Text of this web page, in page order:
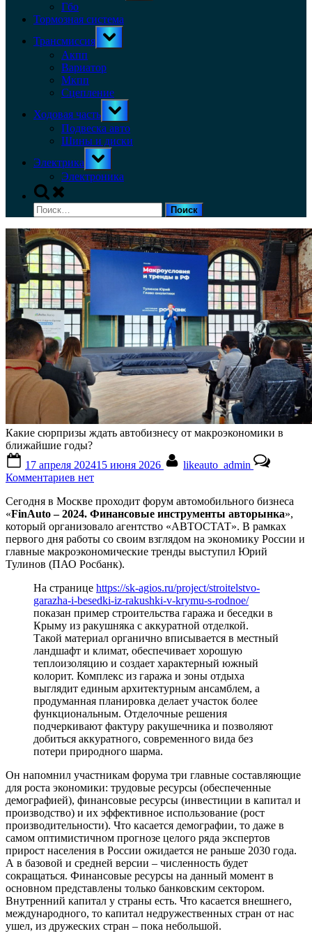
Гбо
Тормозная система
Трансмиссия
Toggle
sub-
Акпп
Вариатор
Мкпп
Сцепление
Ходовая часть
Toggle
sub-
menu
Подвеска авто
Шины и диски
Электрика
Toggle
sub-
menu
Электроника
Toggle
search
form
Найти:
Какие сюрпризы ждать автобизнесу от макроэкономики в
ближайшие годы?
on
17 апреля 202415 июня 2026
likeauto_admin
Комментариев к
Какие
сюрпризы
ждать
автобизнесу
от
макроэкономики
ближайшие
годы?
нет
Сегодня в Москве проходит форум автомобильного бизнеса
«FinAuto – 2024. Финансовые инструменты авторынка»,
который организовало агентство «АВТОСТАТ». В рамках
первого дня работы со своим взглядом на экономику России и
главные макроэкономические тренды выступил Юрий
Тулинов (ПАО Росбанк).
На странице https://sk-agios.ru/project/stroitelstvo-
garazha-i-besedki-iz-rakushki-v-krymu-s-rodnoe/
показан пример строительства гаража и беседки в
Крыму из ракушняка с аккуратной отделкой.
Такой материал органично вписывается в местный
ландшафт и климат, обеспечивает хорошую
теплоизоляцию и создает характерный южный
колорит. Комплекс из гаража и зоны отдыха
выглядит единым архитектурным ансамблем, а
продуманная планировка делает участок более
функциональным. Отделочные решения
подчеркивают фактуру ракушечника и позволяют
добиться аккуратного, современного вида без
потери природного шарма.
Он напомнил участникам форума три главные составляющие
для роста экономики: трудовые ресурсы (обеспеченные
демографией), финансовые ресурсы (инвестиции в капитал и
производство) и их эффективное использование (рост
производительности). Что касается демографии, то даже в
самом оптимистичном прогнозе целого ряда экспертов
прирост населения в России ожидается не раньше 2030 года.
А в базовой и средней версии – численность будет
сокращаться. Финансовые ресурсы на данный момент в
основном представлены только банковским сектором.
Внутренний капитал у страны есть. Что касается внешнего,
международного, то капитал недружественных стран от нас
ушел, из дружеских стран – пока небольшой.